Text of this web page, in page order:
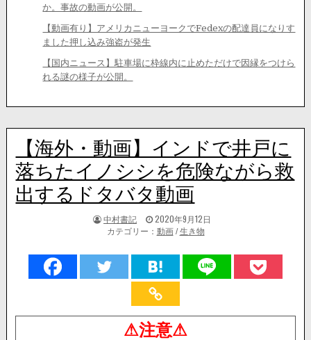
か。事故の動画が公開。
【動画有り】アメリカニューヨークでFedexの配達員になりす
ました押し込み強盗が発生
【国内ニュース】駐車場に枠線内に止めただけで因縁をつけら
れる謎の様子が公開。
【海外・動画】インドで井戸に
落ちたイノシシを危険ながら救
出するドタバタ動画
著
者:
中村書記
掲
載
2020年9月12日
カテゴリー： 動画/生き物
⚠注意⚠